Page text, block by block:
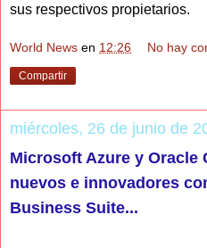
sus respectivos propietarios.
World News en 12:26 No hay
Compartir
miércoles, 26 de junio de
Microsoft Azure y Oracle
nuevos e innovadores
Business Suite...